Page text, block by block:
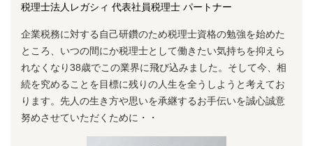
税理士法人レガシィ 代表社員税理士 パートナー
企業税務に対する⾃⼰研鑽のため税理⼠資格の勉強を始めた
ところ、いつの間にか税理⼠として働きたい気持ちを抑えら
れなくなり38歳でこの業界に⾶び込みました。そして今、相
続を究めることを⽬標に残りの⼈⽣を全うしようと考えてお
ります。先⼈の⽣き⽅や思いを承継するお⼿伝いを誠⼼誠意
努めさせていただくために・・